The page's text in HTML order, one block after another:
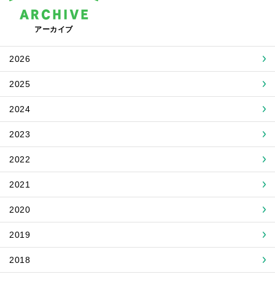
アーカイブ
2026
2025
2024
2023
2022
2021
2020
2019
2018